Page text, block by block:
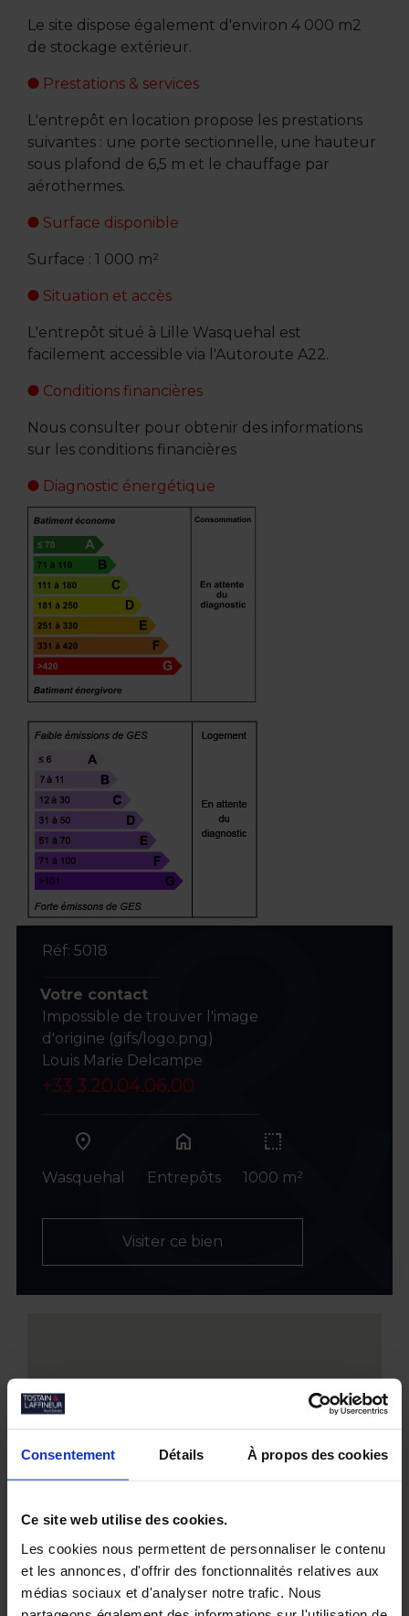
Consentement Détails À propos des cookies
Ce site web utilise des cookies.
Les cookies nous permettent de personnaliser le contenu
et les annonces, d'offrir des fonctionnalités relatives aux
médias sociaux et d'analyser notre trafic. Nous
Le site dispose également d'environ 4 000 m2
de stockage extérieur.
Prestations & services
L'entrepôt en location propose les prestations
suivantes : une porte sectionnelle, une hauteur
sous plafond de 6,5 m et le chauffage par
aérothermes.
Surface disponible
Surface : 1 000 m²
Situation et accès
L'entrepôt situé à Lille Wasquehal est
facilement accessible via l'Autoroute A22.
Conditions financières
Nous consulter pour obtenir des informations
sur les conditions financières
Diagnostic énergétique
Réf: 5018
Votre contact
Impossible de trouver l'image
d'origine (gifs/logo.png)
Louis Marie Delcampe
+33 3.20.04.06.00
Wasquehal
home
Entrepôts 1000 m²
Visiter ce bien